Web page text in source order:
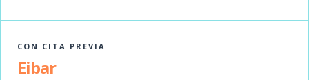
CON CITA PREVIA
Eibar